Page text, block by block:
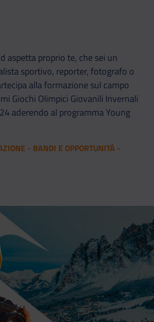
aspetta proprio te, che sei un
sportivo, reporter, fotografo o
alla formazione sul campo
Giochi Olimpici Giovanili Invernali
aderendo al programma Young
- BANDI E OPPORTUNITÀ -